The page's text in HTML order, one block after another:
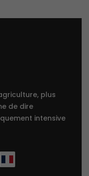
plus
de dire
intensive